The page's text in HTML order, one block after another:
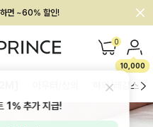
원 혜택
0
10,000
하의/레깅스
1%추가 지급!